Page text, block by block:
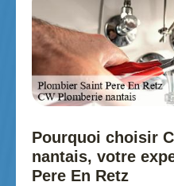
Pourquoi choisir
nantais, votre
Pere En Retz